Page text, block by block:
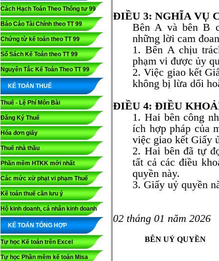
Cách Hạch Toán Theo Thông tư 99
Báo Cáo Tài Chính theo TT 99
Chứng từ kế toán theo TT 99
Sổ Sách Kế Toán theo TT 99
Nguyên Tắc Kế Toán Theo TT 99
KẾ TOÁN THUẾ
Thuế - Lệ Phí Môn Bài
Đăng Ký Thuế
Hóa đơn giấy
Thuế nhà thầu
Phần mềm HTKK mới nhất
Các mức xử phạt vi phạm Thuế
Kế toán thuế cần lưu ý
Hộ kinh doanh, cá nhân kinh doanh
KẾ TOÁN TỔNG HỢP
Tự học Kế toán trên Excel
Tự học Phần mềm kế toán Misa
ĐIỀU 3: NGHĨA VỤ
Bên A và bên B
những lời cam
1. Bên A chịu
phạm vi được ủy
2. Việc giao kết
không bị lừa dối
ĐIỀU 4: ĐIỀU
1. Hai bên công
ích hợp pháp của
việc giao kết Giấy
2. Hai bên đã tự
tất cả các điều
quyền này.
3. Giấy uỷ quyền
02 tháng 01 năm 2026
BÊN UỶ QUYỀN